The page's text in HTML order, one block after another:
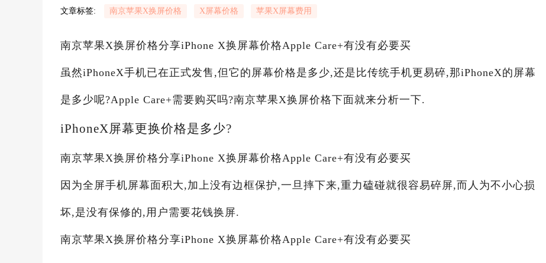
文章标签: 南京苹果X换屏价格 X屏幕价格 苹果X屏幕费用
南京苹果X换屏价格分享iPhone X换屏幕价格Apple Care+有没有必要买
虽然iPhoneX手机已在正式发售,但它的屏幕价格是多少,还是比传统手机更易碎,那iPhoneX的屏幕
是多少呢?Apple Care+需要购买吗?南京苹果X换屏价格下面就来分析一下.
iPhoneX屏幕更换价格是多少?
南京苹果X换屏价格分享iPhone X换屏幕价格Apple Care+有没有必要买
因为全屏手机屏幕面积大,加上没有边框保护,一旦摔下来,重力磕碰就很容易碎屏,而人为不小心损
坏,是没有保修的,用户需要花钱换屏.
南京苹果X换屏价格分享iPhone X换屏幕价格Apple Care+有没有必要买